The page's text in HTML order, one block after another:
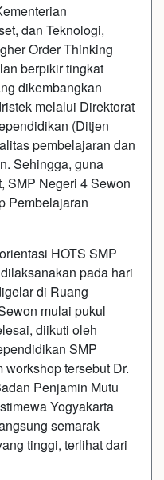
dan Teknologi,
Order Thinking
berpikir tingkat
dikembangkan
melalui Direktorat
(Ditjen
pembelajaran dan
Sehingga, guna
SMP Negeri 4 Sewon
Pembelajaran
HOTS SMP
pada hari
di Ruang
mulai pukul
diikuti oleh
SMP
tersebut Dr.
Penjamin Mutu
Yogyakarta
semarak
tinggi, terlihat dari